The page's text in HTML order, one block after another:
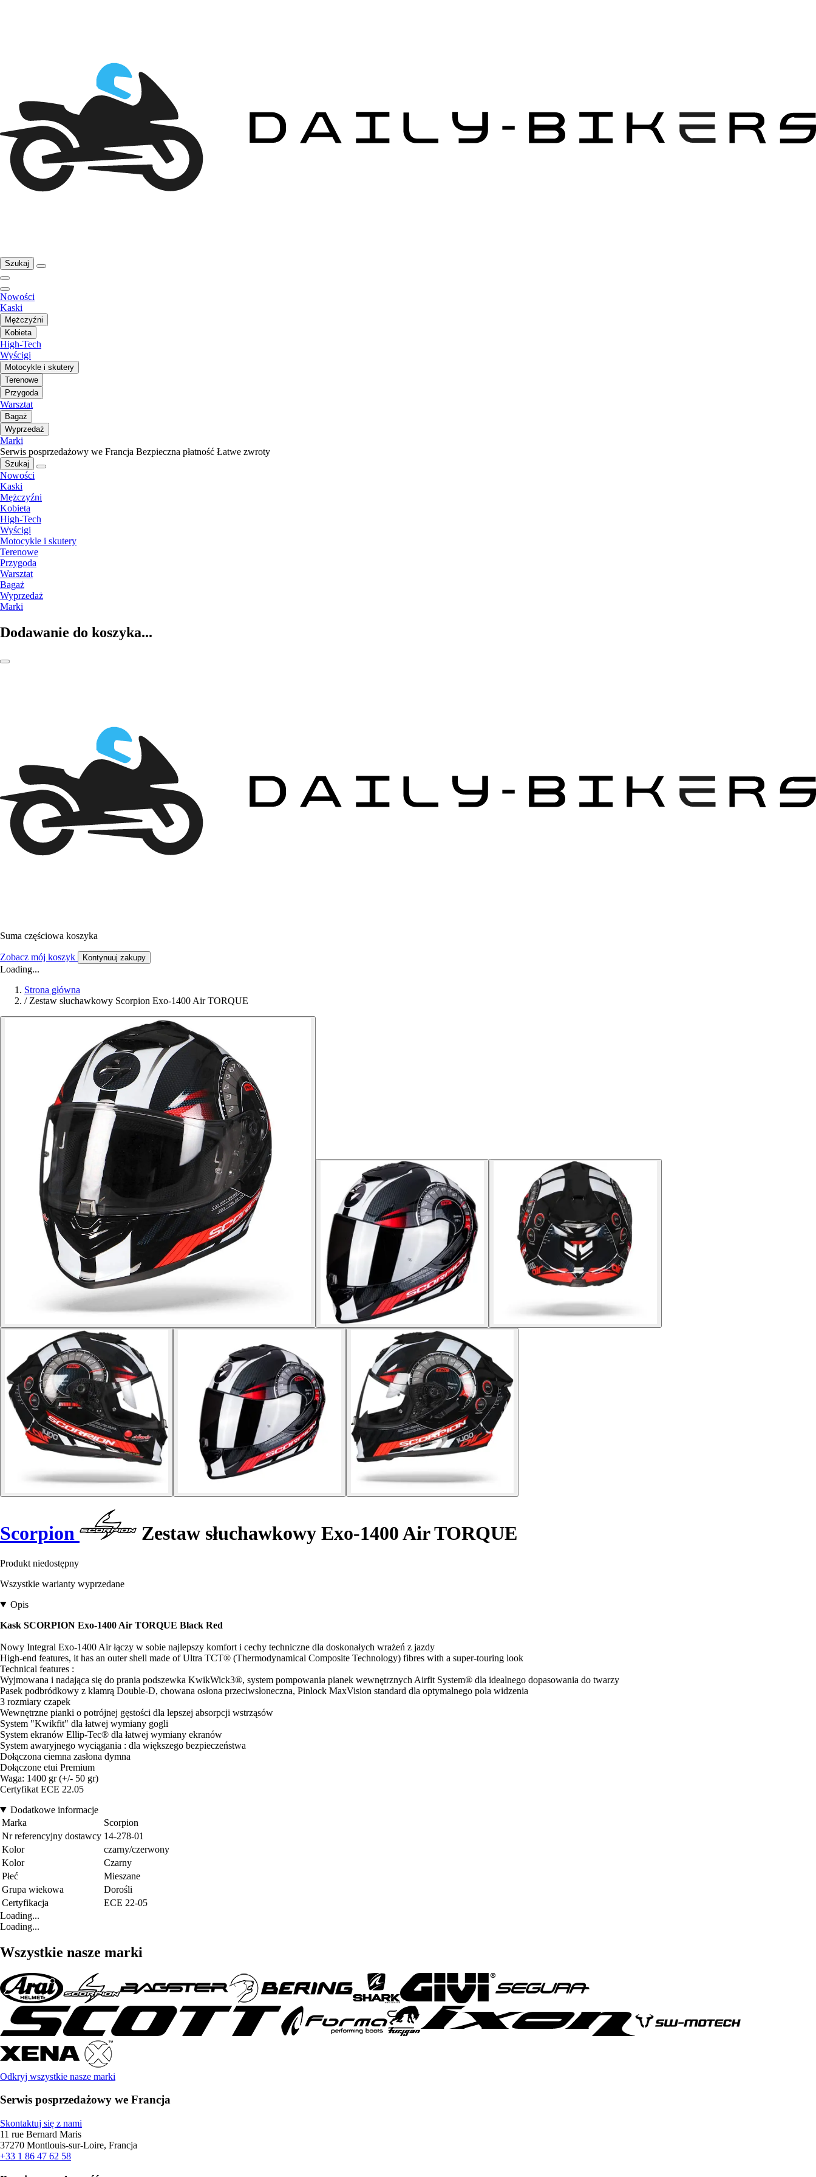
Szukaj
Nowości
Kaski
Mężczyźni
Kobieta
High-Tech
Wyścigi
Motocykle i skutery
Terenowe
Przygoda
Warsztat
Bagaż
Wyprzedaż
Marki
Serwis posprzedażowy we Francja Bezpieczna płatność Łatwe zwroty
Szukaj
Nowości
Kaski
Mężczyźni
Kobieta
High-Tech
Wyścigi
Motocykle i skutery
Terenowe
Przygoda
Warsztat
Bagaż
Wyprzedaż
Marki
Dodawanie do koszyka...
Suma częściowa koszyka
Zobacz mój koszyk Kontynuuj zakupy
Loading...
Strona główna
/ Zestaw słuchawkowy Scorpion Exo-1400 Air TORQUE
Scorpion Zestaw słuchawkowy Exo-1400 Air TORQUE
Produkt niedostępny
Wszystkie warianty wyprzedane
Opis
Kask SCORPION Exo-1400 Air TORQUE Black Red
Nowy Integral Exo-1400 Air łączy w sobie najlepszy komfort i cechy techniczne dla doskonałych wrażeń z jazdy
High-end features, it has an outer shell made of Ultra TCT® (Thermodynamical Composite Technology) fibres with a super-touring look
Technical features :
Wyjmowana i nadająca się do prania podszewka KwikWick3®, system pompowania pianek wewnętrznych Airfit System® dla idealnego dopasowania do twarzy
Pasek podbródkowy z klamrą Double-D, chowana osłona przeciwsłoneczna, Pinlock MaxVision standard dla optymalnego pola widzenia
3 rozmiary czapek
Wewnętrzne pianki o potrójnej gęstości dla lepszej absorpcji wstrząsów
System "Kwikfit" dla łatwej wymiany gogli
System ekranów Ellip-Tec® dla łatwej wymiany ekranów
System awaryjnego wyciągania : dla większego bezpieczeństwa
Dołączona ciemna zasłona dymna
Dołączone etui Premium
Waga: 1400 gr (+/- 50 gr)
Certyfikat ECE 22.05
Dodatkowe informacje
Marka
Scorpion
Nr referencyjny dostawcy 14-278-01
Kolor
czarny/czerwony
Kolor
Czarny
Płeć
Mieszane
Grupa wiekowa
Dorośli
Certyfikacja
ECE 22-05
Loading...
Loading...
Wszystkie nasze marki
Odkryj wszystkie nasze marki
Serwis posprzedażowy we Francja
Skontaktuj się z nami
11 rue Bernard Maris
37270 Montlouis-sur-Loire, Francja
+33 1 86 47 62 58